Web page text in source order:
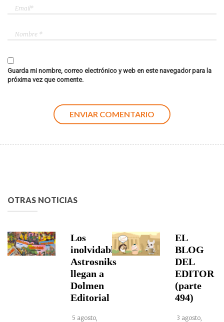
Guarda mi nombre, correo electrónico y web en este navegador para la
próxima vez que comente.
OTRAS NOTICIAS
Los
inolvidables
Astrosniks
llegan a
Dolmen
Editorial
5 agosto,
EL
BLOG
DEL
EDITOR
(parte
494)
3 agosto,